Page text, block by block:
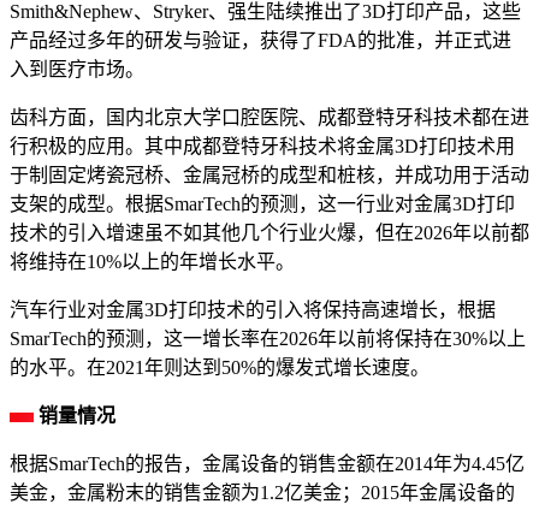
Smith&Nephew、Stryker、强生陆续推出了3D打印产品，这些
产品经过多年的研发与验证，获得了FDA的批准，并正式进
入到医疗市场。
齿科方面，国内北京大学口腔医院、成都登特牙科技术都在进
行积极的应用。其中成都登特牙科技术将金属3D打印技术用
于制固定烤瓷冠桥、金属冠桥的成型和桩核，并成功用于活动
支架的成型。根据SmarTech的预测，这一行业对金属3D打印
技术的引入增速虽不如其他几个行业火爆，但在2026年以前都
将维持在10%以上的年增长水平。
汽车行业对金属3D打印技术的引入将保持高速增长，根据
SmarTech的预测，这一增长率在2026年以前将保持在30%以上
的水平。在2021年则达到50%的爆发式增长速度。
销量情况
根据SmarTech的报告，金属设备的销售金额在2014年为4.45亿
美金，金属粉末的销售金额为1.2亿美金；2015年金属设备的